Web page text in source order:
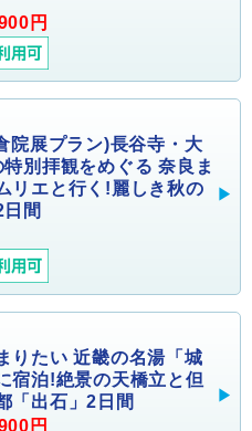
円
院展プラン)長谷寺・大
別拝観をめぐる 奈良ま
リエと行く!麗しき秋の
間
りたい 近畿の名湯「城
宿泊!絶景の天橋立と但
「出石」2日間
円